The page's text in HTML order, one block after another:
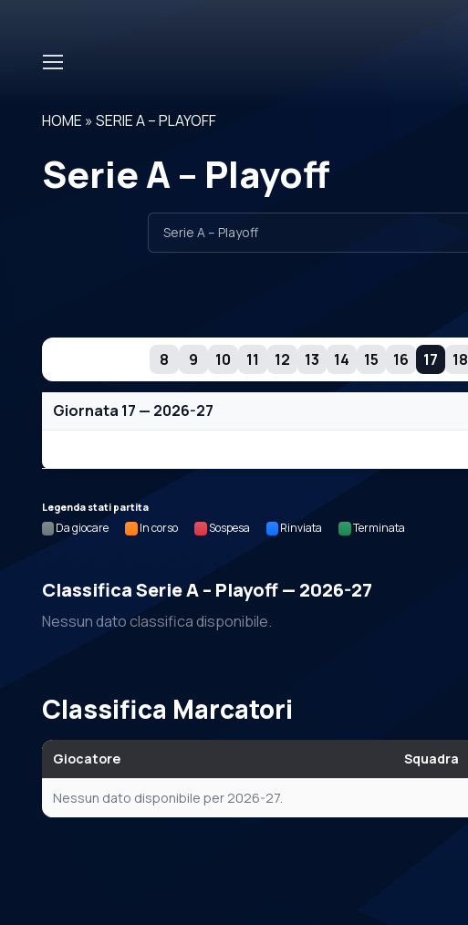
HOME »SERIE A – PLAYOFF
Serie A – Playoff
8 9 10 11 12 13 14 15 16 17 18
Giornata 17 — 2026-27
Legenda stati partita
Da giocare In corso Sospesa Rinviata Terminata
Classifica Serie A – Playoff — 2026-27
Nessun dato classifica disponibile.
Classifica Marcatori
Giocatore Squadra
Nessun dato disponibile per 2026-27.